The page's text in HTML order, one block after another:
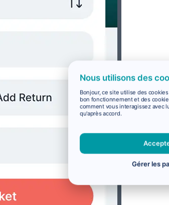
Nous utilisons des
Bonjour, ce site utilise des
bon fonctionnement et des
comment vous interagissez avec
qu'après accord.
Gérer les